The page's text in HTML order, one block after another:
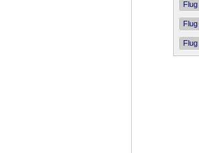
Flug
Flug
Flug